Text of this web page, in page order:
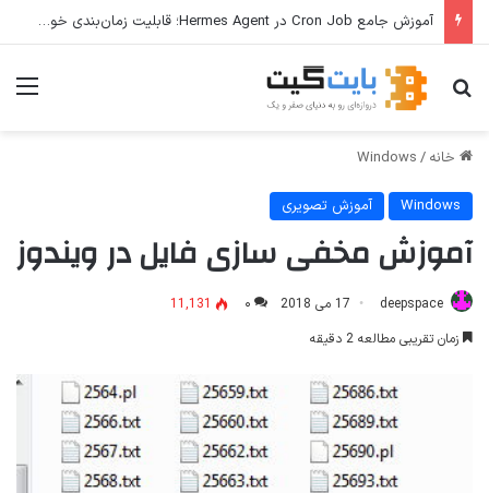
آموزش جامع Cron Job در Hermes Agent؛ قابلیت زمان‌بندی خودکار وظایف
جستجو برای
خانه /
Windows
Windows آموزش تصویری
آموزش مخفی سازی فایل در ویندوز
deepspace 17 می 2018 ۰
11,131
زمان تقریبی مطالعه 2 دقیقه